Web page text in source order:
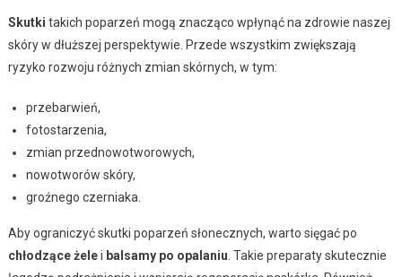
Skutki takich poparzeń mogą znacząco wpłynąć na zdrowie naszej
skóry w dłuższej perspektywie. Przede wszystkim zwiększają
ryzyko rozwoju różnych zmian skórnych, w tym:
przebarwień,
fotostarzenia,
zmian przednowotworowych,
nowotworów skóry,
groźnego czerniaka.
Aby ograniczyć skutki poparzeń słonecznych, warto sięgać po
chłodzące żelei balsamy po opalaniu . Takie preparaty skutecznie